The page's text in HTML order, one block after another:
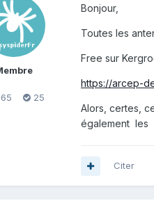
25
Bonjour,
Toutes les
Free sur
https://arcep-
Alors, certes,
également les
Citer